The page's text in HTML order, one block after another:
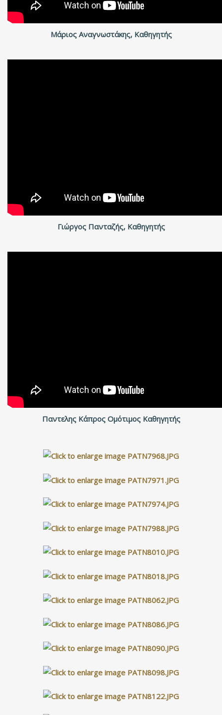
Μάριος Αναγνωστάκης, Καθηγητής
Γιώργος Πανταζής, Καθηγητής
Παντελης Κάπρος Ομότιμος Καθηγητής